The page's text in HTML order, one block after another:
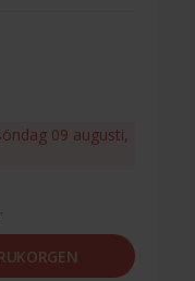
09 augusti,